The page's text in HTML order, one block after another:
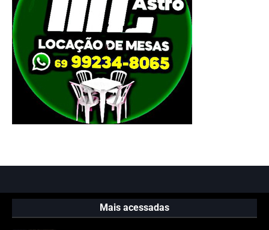
Mais acessadas